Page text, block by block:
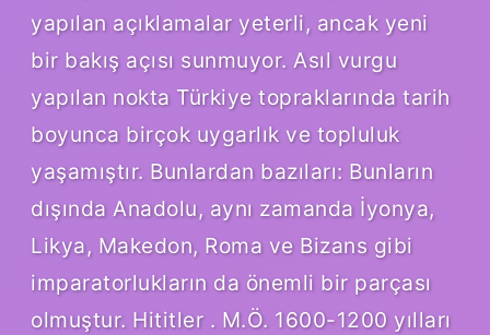
yapılan açıklamalar yeterli, ancak yeni
bir bakış açısı sunmuyor. Asıl vurgu
yapılan nokta Türkiye topraklarında tarih
boyunca birçok uygarlık ve topluluk
yaşamıştır. Bunlardan bazıları: Bunların
dışında Anadolu, aynı zamanda İyonya,
Likya, Makedon, Roma ve Bizans gibi
imparatorlukların da önemli bir parçası
olmuştur. Hititler . M.Ö. 1600-1200 yılları